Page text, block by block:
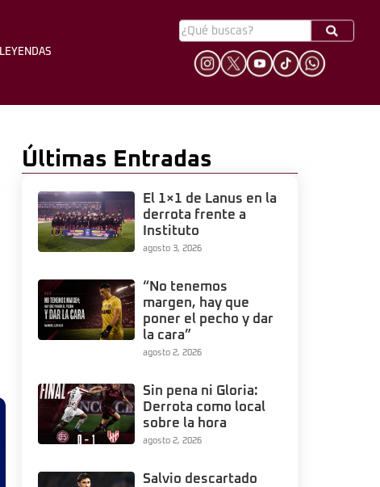
HINCHADA
LEYENDAS
Últimas Entradas
El 1×1 de Lanus en la
derrota frente a
Instituto
agosto 3, 2026
“No tenemos
margen, hay que
poner el pecho y dar
la cara”
agosto 2, 2026
Sin pena ni Gloria:
Derrota como local
sobre la hora
agosto 2, 2026
Salvio descartado